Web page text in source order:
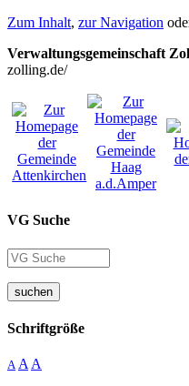
Zum Inhalt, zur Navigation
Verwaltungsgemeinschaft
zolling.de/
VG Suche
suchen
Schriftgröße
A A A